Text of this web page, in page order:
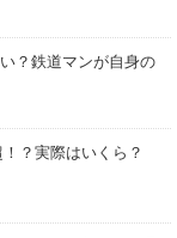
？鉄道マンが自身の
？実際はいくら？